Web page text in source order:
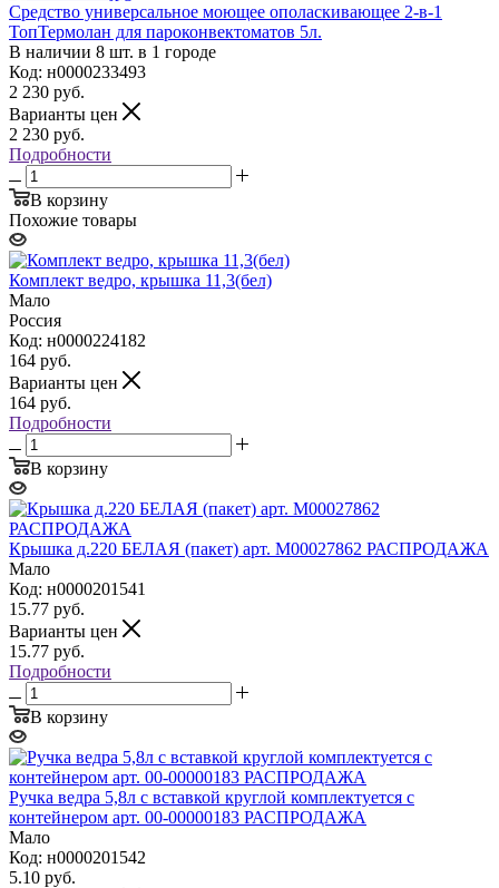
Средство универсальное моющее ополаскивающее 2-в-1
ТопТермолан для пароконвектоматов 5л.
В наличии 8 шт. в 1 городе
Код: н0000233493
2 230 руб.
Варианты цен
2 230 руб.
Подробности
В корзину
Похожие товары
Комплект ведро, крышка 11,3(бел)
Мало
Россия
Код: н0000224182
164 руб.
Варианты цен
164 руб.
Подробности
В корзину
Крышка д.220 БЕЛАЯ (пакет) арт. М00027862 РАСПРОДАЖА
Мало
Код: н0000201541
15.77 руб.
Варианты цен
15.77 руб.
Подробности
В корзину
Ручка ведра 5,8л с вставкой круглой комплектуется с
контейнером арт. 00-00000183 РАСПРОДАЖА
Мало
Код: н0000201542
5.10 руб.